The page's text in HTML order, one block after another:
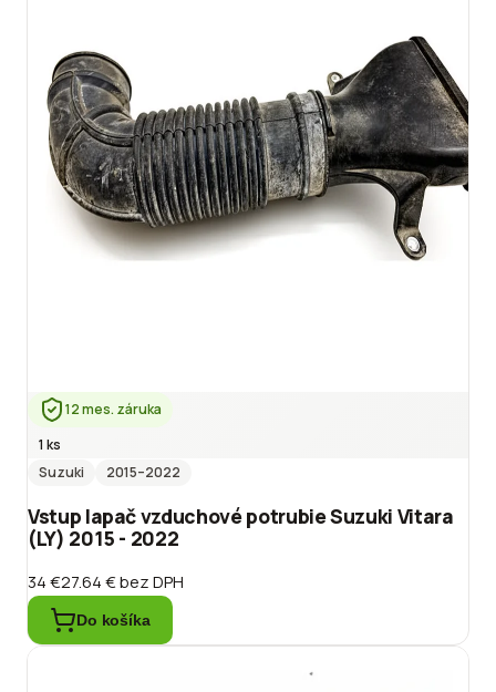
12 mes. záruka
1 ks
Suzuki
2015–2022
Vstup lapač vzduchové potrubie Suzuki Vitara
(LY) 2015 - 2022
34 €27.64 €bez DPH
Do košíka